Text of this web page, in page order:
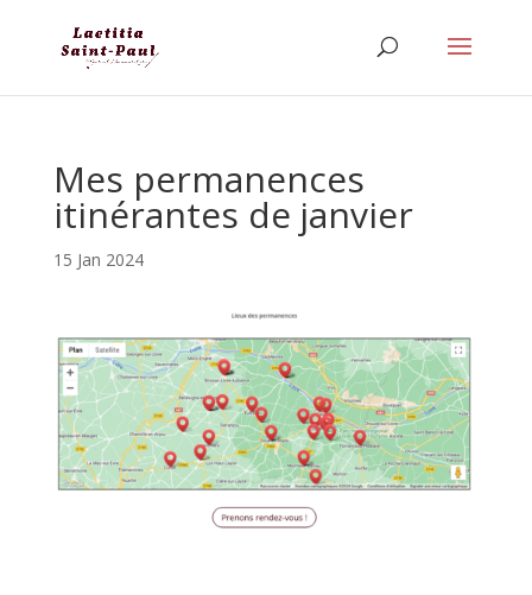
Mes permanences
itinérantes de janvier
15 Jan 2024